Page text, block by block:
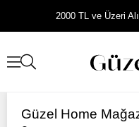
2000 TL ve Üzeri
Güzel Home